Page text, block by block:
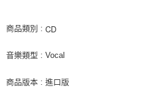
２．便利：只要手機號碼，簡訊認證，即可
【「AFTEE先享後付」結帳流程】
結帳頁面，進行簡訊認證並確認金額後，即
每筆NT$60，滿NT$1,599(含以上)免運
付款後全家取貨
商品類別 : CD
音樂類型 : Vocal
商品版本 : 進口版